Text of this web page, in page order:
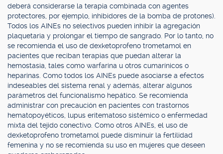
deberá considerarse la terapia combinada con agentes
protectores, por ejemplo, inhibidores de la bomba de protones).
Todos los AINEs no selectivos pueden inhibir la agregación
plaquetaria y prolongar el tiempo de sangrado. Por lo tanto, no
se recomienda el uso de dexketoprofeno trometamol en
pacientes que reciban terapias que puedan alterar la
hemostasia, tales como warfarina u otros cumarínicos o
heparinas. Como todos los AINEs puede asociarse a efectos
indeseables del sistema renal y además, alterar algunos
parámetros del funcionalismo hepático. Se recomienda
administrar con precaución en pacientes con trastornos
hematopoyéticos, lupus eritematoso sistémico o enfermedad
mixta del tejido conectivo. Como otros AINEs, el uso de
dexketoprofeno trometamol puede disminuir la fertilidad
femenina y no se recomienda su uso en mujeres que deseen